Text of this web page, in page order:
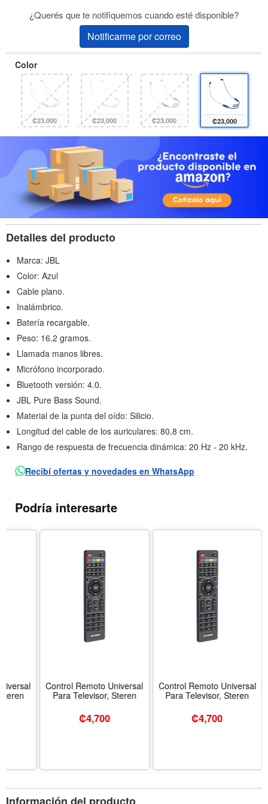
¿Querés que te notifiquemos cuando esté disponible?
Notificarme por correo
Color
₡23,000 ₡23,000 ₡23,000 ₡23,000
Detalles del producto
Marca: JBL
Color: Azul
Cable plano.
Inalámbrico.
Batería recargable.
Peso: 16.2 gramos.
Llamada manos libres.
Micrófono incorporado.
Bluetooth versión: 4.0.
JBL Pure Bass Sound.
Material de la punta del oído: Silicio.
Longitud del cable de los auriculares: 80.8 cm.
Rango de respuesta de frecuencia dinámica: 20 Hz - 20 kHz.
Recibí ofertas y novedades en WhatsApp
Podría interesarte
Control Remoto Universal
Para Televisor, Steren
₡4,700
Control Remoto Universal
Para Televisor, Steren
₡4,700